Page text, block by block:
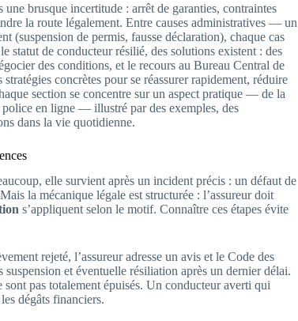
brusque incertitude : arrêt de garanties, contraintes
la route légalement. Entre causes administratives — un
(suspension de permis, fausse déclaration), chaque cas
statut de conducteur résilié, des solutions existent : des
des conditions, et le recours au Bureau Central de
concrètes pour se réassurer rapidement, réduire
section se concentre sur un aspect pratique — de la
police en ligne — illustré par des exemples, des
dans la vie quotidienne.
elle survient après un incident précis : un défaut de
la mécanique légale est structurée : l’assureur doit
s’appliquent selon le motif. Connaître ces étapes évite
rejeté, l’assureur adresse un avis et le Code des
et éventuelle résiliation après un dernier délai.
pas totalement épuisés. Un conducteur averti qui
dégâts financiers.